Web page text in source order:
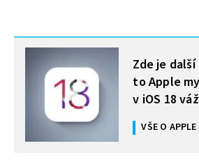
MOHLO BY VÁS ZAJÍMAT
Zde je
to Apple
v iOS 18
VŠE O APPLE